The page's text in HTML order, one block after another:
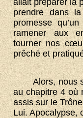
allait préparer la
prendre dans
promesse
ramener aux
tourner nos
prêché et
Alors, nous
au chapitre 4 où
assis sur le
Lui. Apocalypse,